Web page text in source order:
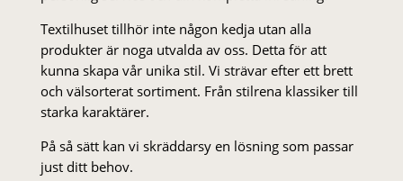
Textilhuset tillhör inte någon kedja utan alla
produkter är noga utvalda av oss. Detta för att
kunna skapa vår unika stil. Vi strä­var efter ett brett
och välsorterat sor­ti­ment. Från stil­rena klas­siker till
starka karaktärer.
På så sätt kan vi skräddarsy en lösning som passar
just ditt behov.